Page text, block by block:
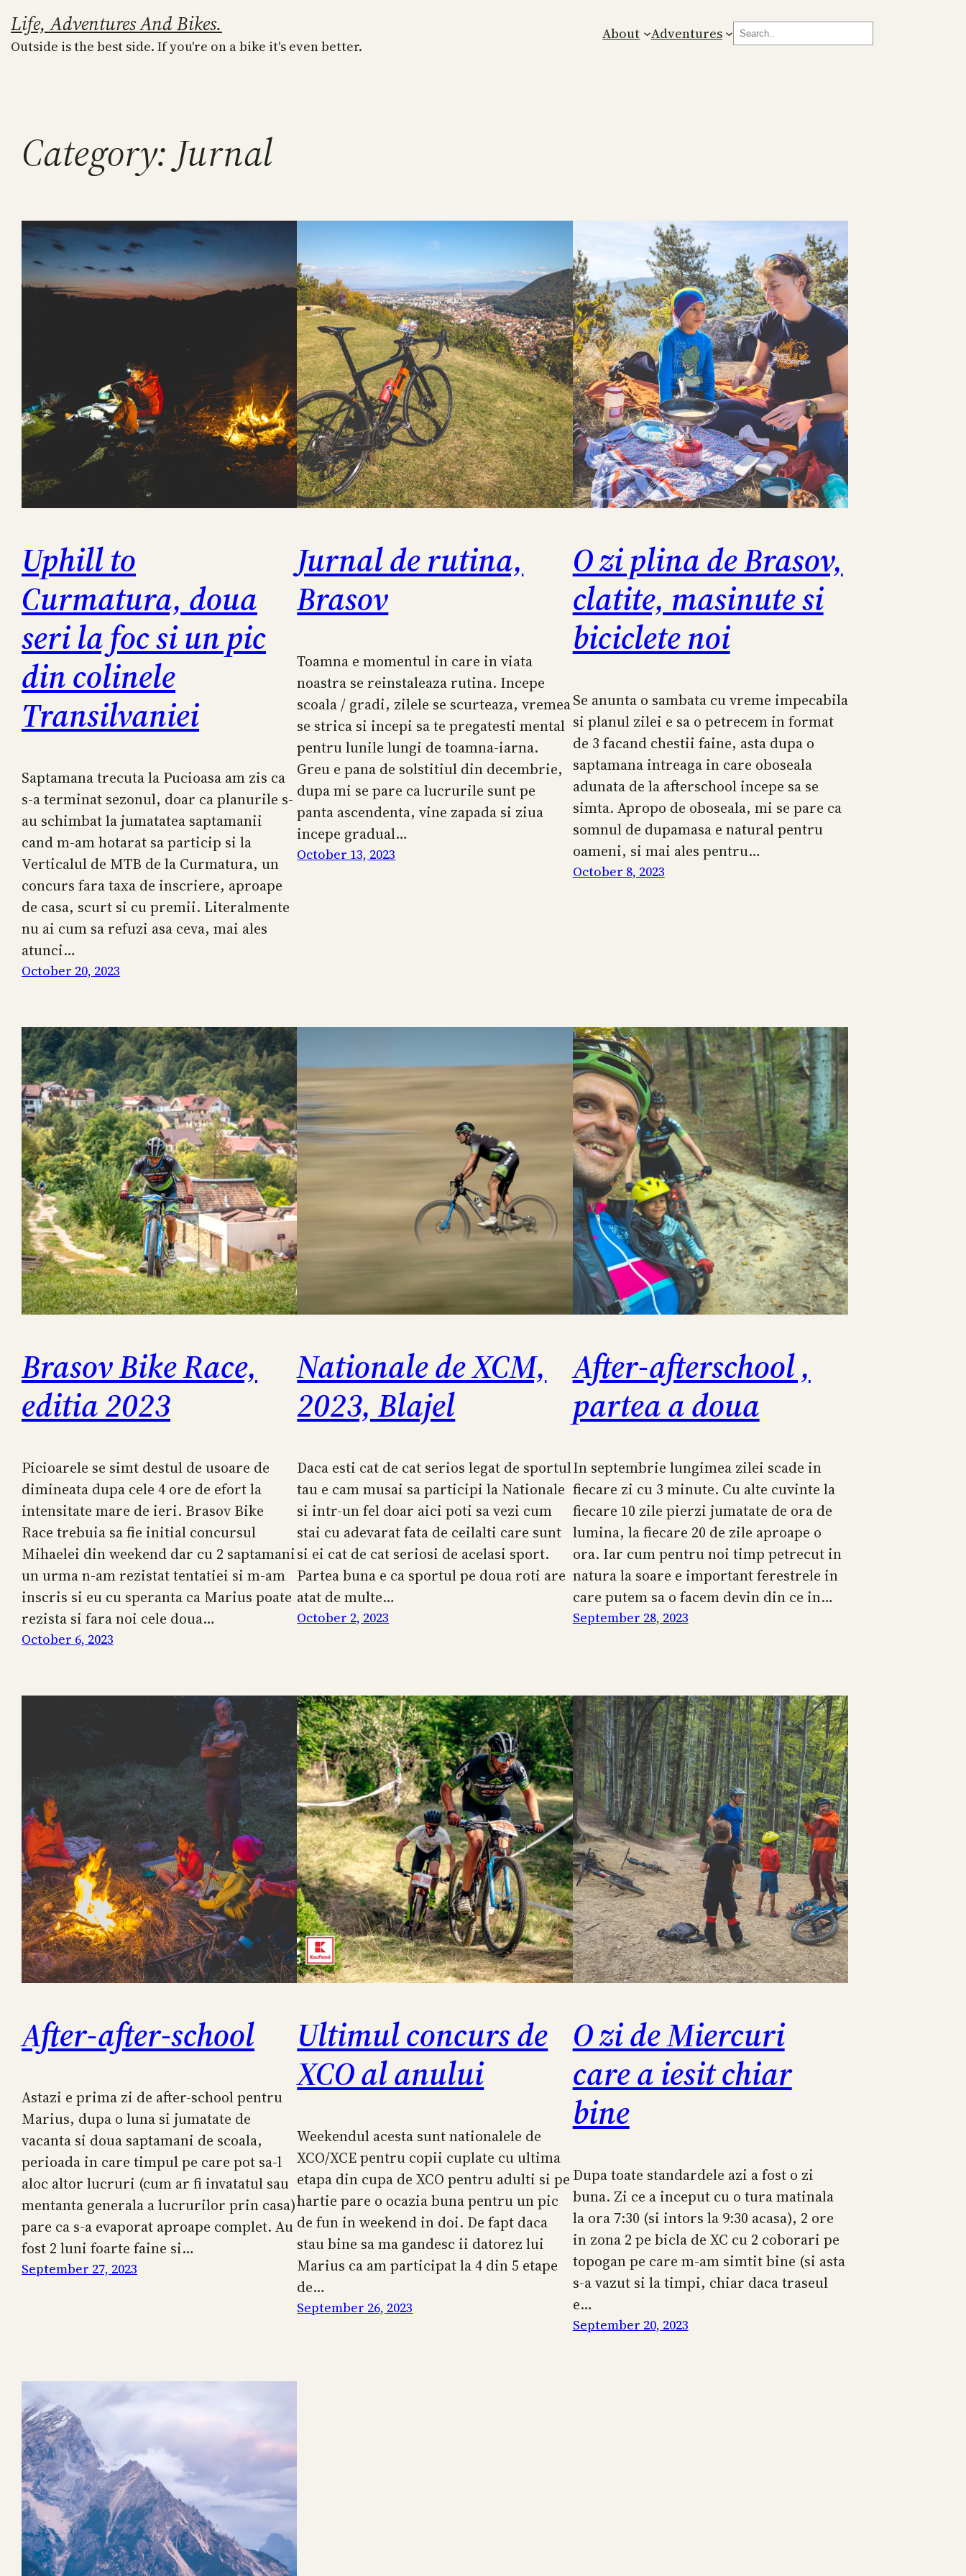
to
content
Life, Adventures And Bikes.
Outside is the best side. If you're on a bike it's even better.
About Adventures Search
Category: Jurnal
Uphill to
Curmatura, doua
seri la foc si un pic
din colinele
Transilvaniei
Saptamana trecuta la Pucioasa am zis ca
s-a terminat sezonul, doar ca planurile s-
au schimbat la jumatatea saptamanii
cand m-am hotarat sa particip si la
Verticalul de MTB de la Curmatura, un
concurs fara taxa de inscriere, aproape
de casa, scurt si cu premii. Literalmente
nu ai cum sa refuzi asa ceva, mai ales
atunci…
October 20, 2023
Jurnal de rutina,
Brasov
Toamna e momentul in care in viata
noastra se reinstaleaza rutina. Incepe
scoala / gradi, zilele se scurteaza, vremea
se strica si incepi sa te pregatesti mental
pentru lunile lungi de toamna-iarna.
Greu e pana de solstitiul din decembrie,
dupa mi se pare ca lucrurile sunt pe
panta ascendenta, vine zapada si ziua
incepe gradual…
October 13, 2023
O zi plina de Brasov,
clatite, masinute si
biciclete noi
Se anunta o sambata cu vreme impecabila
si planul zilei e sa o petrecem in format
de 3 facand chestii faine, asta dupa o
saptamana intreaga in care oboseala
adunata de la afterschool incepe sa se
simta. Apropo de oboseala, mi se pare ca
somnul de dupamasa e natural pentru
oameni, si mai ales pentru…
October 8, 2023
Brasov Bike Race,
editia 2023
Picioarele se simt destul de usoare de
dimineata dupa cele 4 ore de efort la
intensitate mare de ieri. Brasov Bike
Race trebuia sa fie initial concursul
Mihaelei din weekend dar cu 2 saptamani
un urma n-am rezistat tentatiei si m-am
inscris si eu cu speranta ca Marius poate
rezista si fara noi cele doua…
October 6, 2023
Nationale de XCM,
2023, Blajel
Daca esti cat de cat serios legat de sportul
tau e cam musai sa participi la Nationale
si intr-un fel doar aici poti sa vezi cum
stai cu adevarat fata de ceilalti care sunt
si ei cat de cat seriosi de acelasi sport.
Partea buna e ca sportul pe doua roti are
atat de multe…
October 2, 2023
After-afterschool ,
partea a doua
In septembrie lungimea zilei scade in
fiecare zi cu 3 minute. Cu alte cuvinte la
fiecare 10 zile pierzi jumatate de ora de
lumina, la fiecare 20 de zile aproape o
ora. Iar cum pentru noi timp petrecut in
natura la soare e important ferestrele in
care putem sa o facem devin din ce in…
September 28, 2023
After-after-school
Astazi e prima zi de after-school pentru
Marius, dupa o luna si jumatate de
vacanta si doua saptamani de scoala,
perioada in care timpul pe care pot sa-l
aloc altor lucruri (cum ar fi invatatul sau
mentanta generala a lucrurilor prin casa)
pare ca s-a evaporat aproape complet. Au
fost 2 luni foarte faine si…
September 27, 2023
Ultimul concurs de
XCO al anului
Weekendul acesta sunt nationalele de
XCO/XCE pentru copii cuplate cu ultima
etapa din cupa de XCO pentru adulti si pe
hartie pare o ocazia buna pentru un pic
de fun in weekend in doi. De fapt daca
stau bine sa ma gandesc ii datorez lui
Marius ca am participat la 4 din 5 etape
de…
September 26, 2023
O zi de Miercuri
care a iesit chiar
bine
Dupa toate standardele azi a fost o zi
buna. Zi ce a inceput cu o tura matinala
la ora 7:30 (si intors la 9:30 acasa), 2 ore
in zona 2 pe bicla de XC cu 2 coborari pe
topogan pe care m-am simtit bine (si asta
s-a vazut si la timpi, chiar daca traseul
e…
September 20, 2023